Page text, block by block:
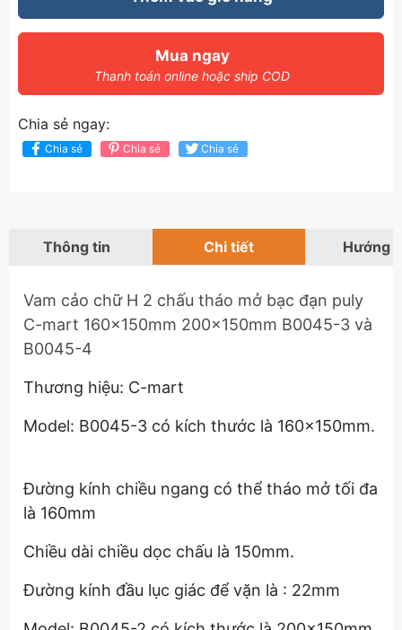
Mua ngay
Thanh toán online hoặc ship COD
Chia sẻ ngay:
Chia sẻ Chia sẻ Chia sẻ
Thông tin Chi tiết Hướng
Vam cảo chữ H 2 chấu tháo mở bạc đạn puly
C-mart 160x150mm 200x150mm B0045-3 và
B0045-4
Thương hiệu: C-mart
Model: B0045-3 có kích thước là 160x150mm.
Đường kính chiều ngang có thể tháo mở tối đa
là 160mm
Chiều dài chiều dọc chấu là 150mm.
Đường kính đầu lục giác để vặn là : 22mm